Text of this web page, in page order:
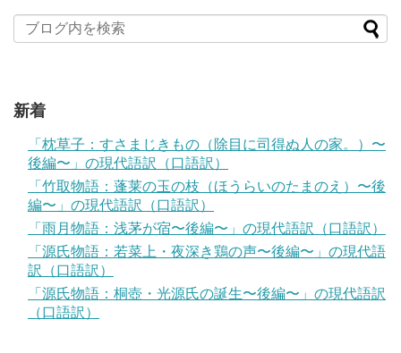
新着
「枕草子：すさまじきもの（除目に司得ぬ人の家。）〜
後編〜」の現代語訳（口語訳）
「竹取物語：蓬莱の玉の枝（ほうらいのたまのえ）〜後
編〜」の現代語訳（口語訳）
「雨月物語：浅茅が宿〜後編〜」の現代語訳（口語訳）
「源氏物語：若菜上・夜深き鶏の声〜後編〜」の現代語
訳（口語訳）
「源氏物語：桐壺・光源氏の誕生〜後編〜」の現代語訳
（口語訳）